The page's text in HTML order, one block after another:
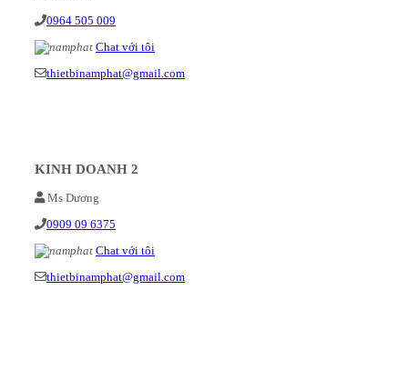
0964 505 009
Chat với tôi
thietbinamphat@gmail.com
KINH DOANH 2
Ms Dương
0909 09 6375
Chat với tôi
thietbinamphat@gmail.com